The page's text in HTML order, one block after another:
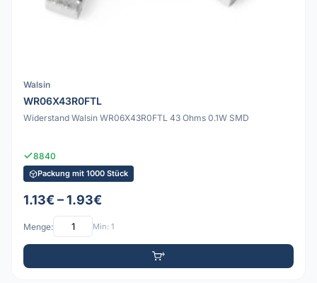
Walsin
WR06X43R0FTL
Widerstand Walsin WR06X43R0FTL 43 Ohms 0.1W SMD
8840
Packung mit 1000 Stück
1.13€ – 1.93€
Menge: Min: 1